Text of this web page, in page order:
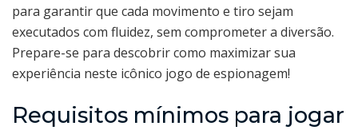
para garantir que cada movimento e tiro sejam
executados com fluidez, sem comprometer a diversão.
Prepare-se para descobrir como maximizar sua
experiência neste icônico jogo de espionagem!
Requisitos mínimos para jogar